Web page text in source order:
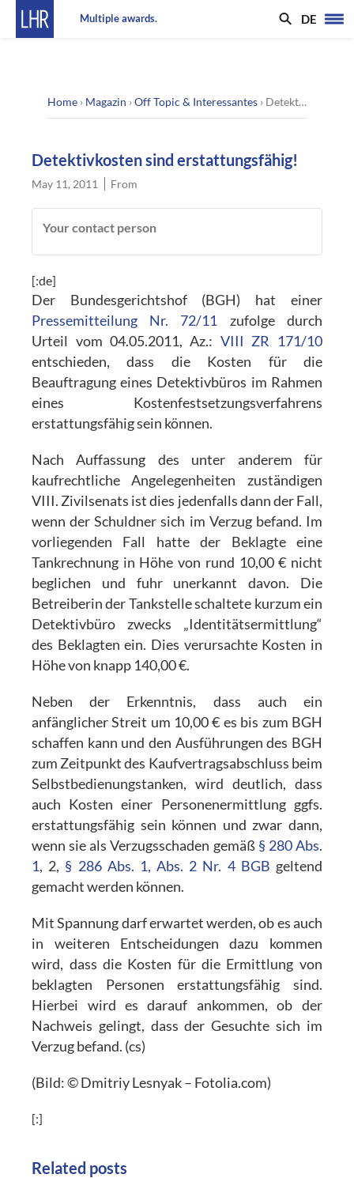
Multiple awards. DE
Home › Magazin ›Off Topic & Interessantes › Detektivkosten sind erstattungsfähig!
Detektivkosten sind erstattungsfähig!
May 11, 2011 From
Your contact person
[:de]
Der Bundesgerichtshof (BGH) hat einer
Pressemitteilung Nr. 72/11 zufolge durch
Urteil vom 04.05.2011, Az.: VIII ZR 171/10
entschieden, dass die Kosten für die
Beauftragung eines Detektivbüros im Rahmen
eines Kostenfestsetzungsverfahrens
erstattungsfähig sein können.
Nach Auffassung des unter anderem für
kaufrechtliche Angelegenheiten zuständigen
VIII. Zivilsenats ist dies jedenfalls dann der Fall,
wenn der Schuldner sich im Verzug befand. Im
vorliegenden Fall hatte der Beklagte eine
Tankrechnung in Höhe von rund 10,00 € nicht
beglichen und fuhr unerkannt davon. Die
Betreiberin der Tankstelle schaltete kurzum ein
Detektivbüro zwecks „Identitätsermittlung“
des Beklagten ein. Dies verursachte Kosten in
Höhe von knapp 140,00 €.
Neben der Erkenntnis, dass auch ein
anfänglicher Streit um 10,00 € es bis zum BGH
schaffen kann und den Ausführungen des BGH
zum Zeitpunkt des Kaufvertragsabschluss beim
Selbstbedienungstanken, wird deutlich, dass
auch Kosten einer Personenermittlung ggfs.
erstattungsfähig sein können und zwar dann,
wenn sie als Verzugsschaden gemäß § 280 Abs.
1, 2, § 286 Abs. 1, Abs. 2 Nr. 4 BGB geltend
gemacht werden können.
Mit Spannung darf erwartet werden, ob es auch
in weiteren Entscheidungen dazu kommen
wird, dass die Kosten für die Ermittlung von
beklagten Personen erstattungsfähig sind.
Hierbei wird es darauf ankommen, ob der
Nachweis gelingt, dass der Gesuchte sich im
Verzug befand. (cs)
(Bild: © Dmitriy Lesnyak – Fotolia.com)
[:]
Related posts